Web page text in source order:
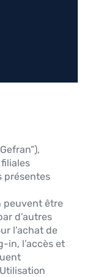
présentes
peuvent être
d’autres
l’achat de
in, l’accès et